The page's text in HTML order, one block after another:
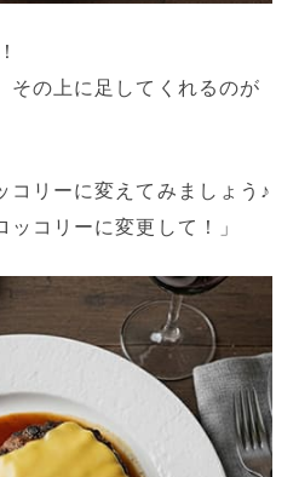
その上に足してくれるのが
コリーに変えてみましょう♪
ッコリーに変更して！」